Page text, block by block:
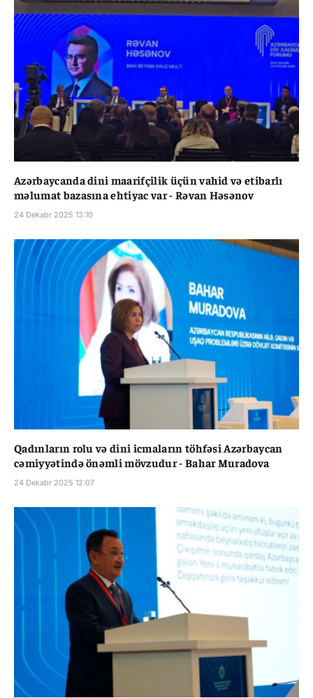
Azərbaycanda dini maarifçilik üçün vahid və etibarlı
məlumat bazasına ehtiyac var - Rəvan Həsənov
24 Dekabr 2025 13:10
Qadınların rolu və dini icmaların töhfəsi Azərbaycan
cəmiyyətində önəmli mövzudur - Bahar Muradova
24 Dekabr 2025 12:07